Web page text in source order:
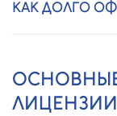
КАК ДОЛГО